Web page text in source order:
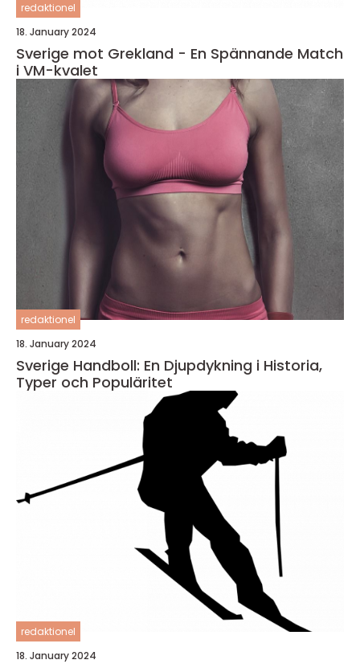
redaktionel
18. January 2024
Sverige mot Grekland - En Spännande Match
i VM-kvalet
redaktionel
18. January 2024
Sverige Handboll: En Djupdykning i Historia,
Typer och Populäritet
redaktionel
18. January 2024